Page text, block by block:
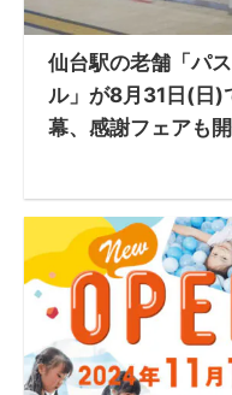
仙台駅の老舗「パ
ル」が8月31日(日
幕、感謝フェアも開